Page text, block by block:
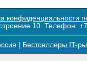
конфиденциальности
10. Телефон:
Бестселлеры IT-